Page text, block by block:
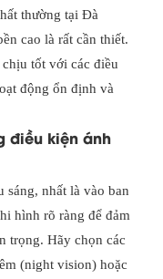
thường tại Đà
cao là rất cần thiết.
tốt với các điều
động ổn định và
điều kiện ánh
nhất là vào ban
hình rõ ràng để đảm
trọng. Hãy chọn các
(night vision) hoặc